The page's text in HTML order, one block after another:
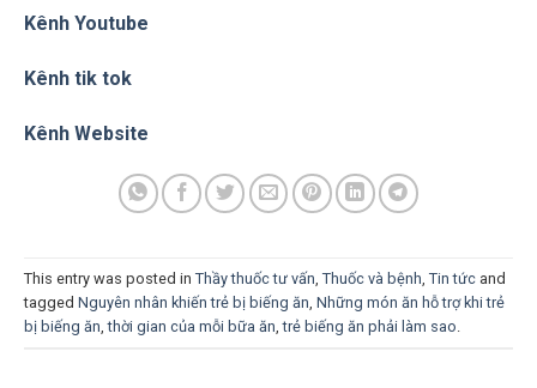
Kênh Youtube
Kênh tik tok
Kênh Website
This entry was posted in Thầy thuốc tư vấn Thuốc và bệnh Tin tức and
tagged Nguyên nhân khiến trẻ bị biếng ăn Những món ăn hỗ trợ khi trẻ
bị biếng ăn ,thời gian của mỗi bữa ăn ,trẻ biếng ăn phải làm sao